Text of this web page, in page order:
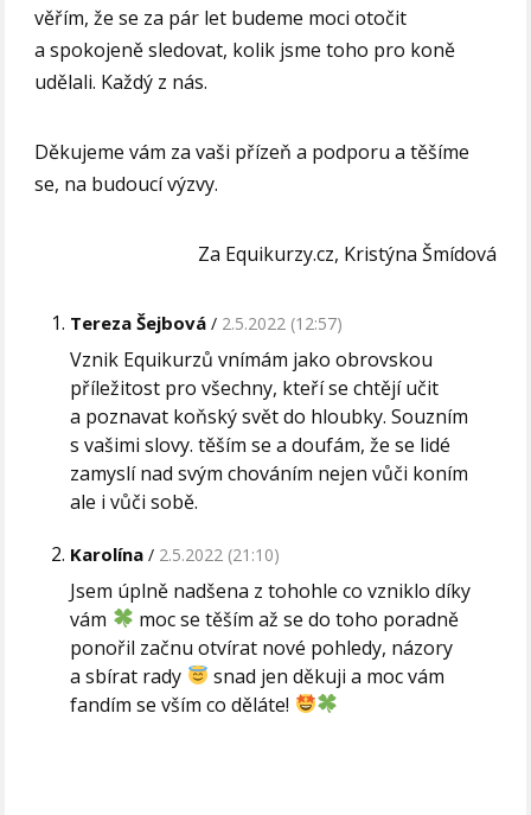
věřím, že se za pár let budeme moci otočit
a spokojeně sledovat, kolik jsme toho pro koně
udělali. Každý z nás.
Děkujeme vám za vaši přízeň a podporu a těšíme
se, na budoucí výzvy.
Za Equikurzy.cz, Kristýna Šmídová
Tereza Šejbová 2.5.2022 (12:57)
Vznik Equikurzů vnímám jako obrovskou
příležitost pro všechny, kteří se chtějí učit
a poznavat koňský svět do hloubky. Souzním
s vašimi slovy. těším se a doufám, že se lidé
zamyslí nad svým chováním nejen vůči koním
ale i vůči sobě.
Karolína 2.5.2022 (21:10)
Jsem úplně nadšena z tohohle co vzniklo díky
vám
moc se těším až se do toho poradně
ponořil začnu otvírat nové pohledy, názory
a sbírat rady
snad jen děkuji a moc vám
fandím se vším co děláte!